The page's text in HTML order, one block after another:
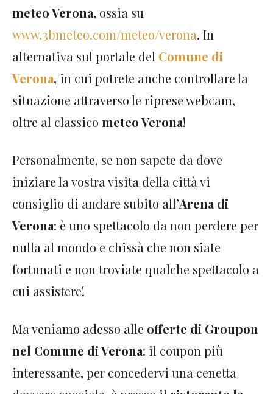
meteo Verona, ossia su
www.3bmeteo.com/meteo/verona. In
alternativa sul portale del Comune di
Verona, in cui potrete anche controllare la
situazione attraverso le riprese webcam,
oltre al classico meteo Verona!
Personalmente, se non sapete da dove
iniziare la vostra visita della città vi
consiglio di andare subito all’Arena di
Verona: è uno spettacolo da non perdere per
nulla al mondo e chissà che non siate
fortunati e non troviate qualche spettacolo a
cui assistere!
Ma veniamo adesso alle offerte di Groupon
nel Comune di Verona: il coupon più
interessante, per concedervi una cenetta